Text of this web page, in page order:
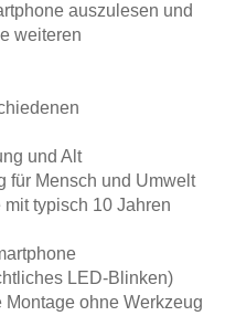
auszulesen und
weiteren
und Alt
für Mensch und Umwelt
typisch 10 Jahren
LED-Blinken)
ohne Werkzeug